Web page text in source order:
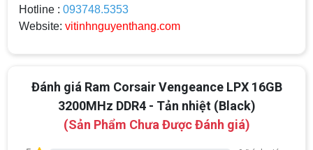
Hotline : 093748.5353
Website: vitinhnguyenthang.com
Đánh giá Ram Corsair Vengeance LPX 16GB
3200MHz DDR4 - Tản nhiệt (Black)
(Sản Phẩm Chưa Được Đánh giá)
với tuổi thơ của game thủ Việt vào những
thơ của game thủ Việt vào những năm 2000
Hãng ASRock Công Bố 2 dòng Card Đồ
Họa AMD Radeon™ RX 6600 XT
ASRock Công Bố Series Cạc Đồ Họa AMD